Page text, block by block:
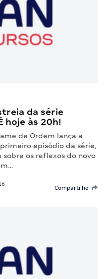
da série
hoje às 20h!
de Ordem lança a
primeiro episódio da série,
os reflexos do novo
Compartilhe